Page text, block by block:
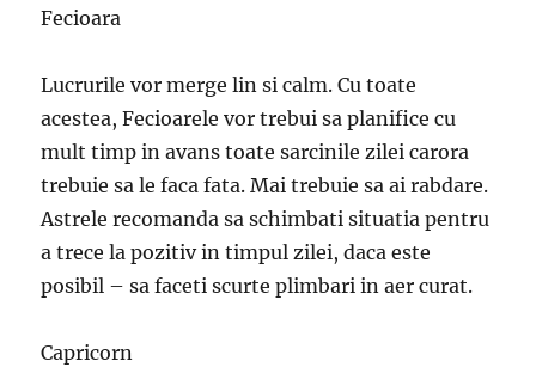
Fecioara
Lucrurile vor merge lin si calm. Cu toate
acestea, Fecioarele vor trebui sa planifice cu
mult timp in avans toate sarcinile zilei carora
trebuie sa le faca fata. Mai trebuie sa ai rabdare.
Astrele recomanda sa schimbati situatia pentru
a trece la pozitiv in timpul zilei, daca este
posibil – sa faceti scurte plimbari in aer curat.
Capricorn